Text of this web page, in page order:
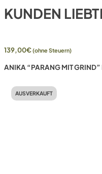
KUNDEN
139,00€(ohne Steuern)
ANIKA “PARANG MIT
AUSVERKAUFT